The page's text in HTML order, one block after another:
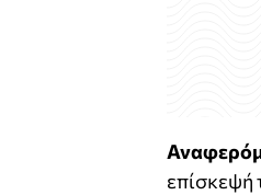
επίσκεψή